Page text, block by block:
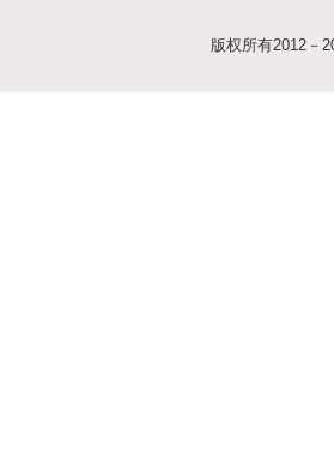
版权所有2012－